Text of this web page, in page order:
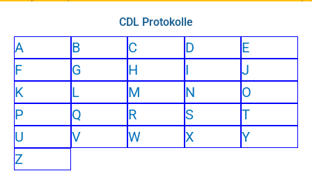
CDL Protokolle
A B C D
E
F
G H I
J
K
L M N
O
P
Q R S
T
U
V W X
Y
Z